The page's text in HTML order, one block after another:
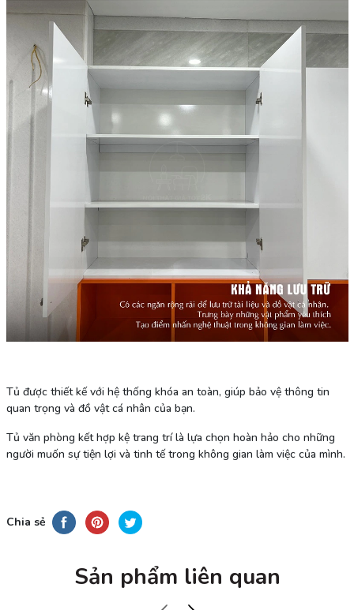
Tủ được thiết kế với hệ thống khóa an toàn, giúp bảo vệ thông tin
quan trọng và đồ vật cá nhân của bạn.
Tủ văn phòng kết hợp kệ trang trí là lựa chọn hoàn hảo cho những
người muốn sự tiện lợi và tinh tế trong không gian làm việc của mình.
Chia sẻ
Sản phẩm liên quan